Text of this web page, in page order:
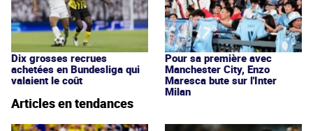
Dix grosses recrues
achetées en Bundesliga qui
valaient le coût
Pour sa première avec
Manchester City, Enzo
Maresca bute sur l'Inter
Milan
Articles en tendances